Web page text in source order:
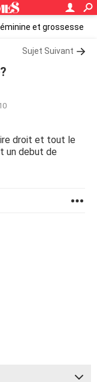
et grossesse
Sujet Suivant
droit et tout le
un debut de